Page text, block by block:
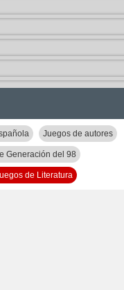
Juegos de autores
Generación del 98
de Literatura